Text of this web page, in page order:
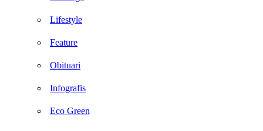
Lifestyle
Feature
Obituari
Infografis
Eco Green